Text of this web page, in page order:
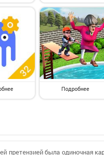
Подробнее
претензией была одиночная